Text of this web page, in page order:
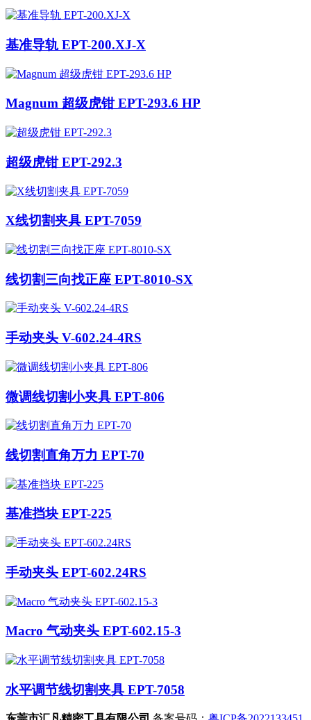
基准导轨 EPT-200.XJ-X
Magnum 超级虎钳 EPT-293.6 HP
超级虎钳 EPT-292.3
X线切割夹具 EPT-7059
线切割三向找正座 EPT-8010-SX
手动夹头 V-602.24-4RS
微调线切割小夹具 EPT-806
线切割直角万力 EPT-70
基准挡块 EPT-225
手动夹头 EPT-602.24RS
Macro 气动夹头 EPT-602.15-3
水平调节线切割夹具 EPT-7058